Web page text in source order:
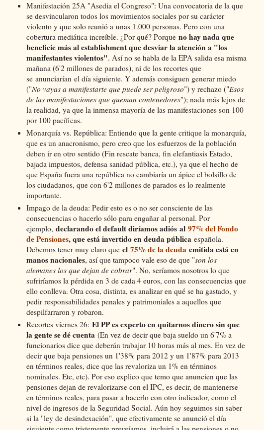
Manifestación 25A "Asedia el Congreso": Una convocatoria de la que
se desvincularon todos los movimientos sociales por su carácter
violento y que solo reunió a unas 1.000 personas. Pero con una
cobertura mediática increíble. ¿Por qué? Porque no hay nada que
beneficie más al establishment que desviar la atención a "los
manifestantes violentos". Así no se habla de la EPA salida esa misma
mañana (6'2 millones de parados), ni de los recortes que
se anunciarían el día siguiente. Y además consiguen generar miedo
("No vayas a manifestarte que puede ser peligroso") y rechazo ("Esos
de las manifestaciones que queman contenedores"); nada más lejos de
la realidad, ya que la inmensa mayoría de las manifestaciones son 100
por 100 pacíficas.
Monarquía vs. República: Entiendo que la gente critique la monarquía,
que es un anacronismo, pero creo que los esfuerzos de la población
deben ir en otro sentido (Fin rescate banca, fin elefantiasis Estado,
bajada impuestos, defensa sanidad pública, etc.), ya que el hecho de
que España fuera una república no cambiaría un ápice el bolsillo de
los ciudadanos, que con 6'2 millones de parados es lo realmente
importante.
Impago de la deuda: Pedir esto es o no ser consciente de las
consecuencias o hacerlo sólo para engañar al personal. Por
ejemplo, declarando el default diríamos adiós al 97% del Fondo
de Pensiones, que está invertido en deuda públicaespañola.
Debemos tener muy claro que el 75% de la deudaemitida está en
manos nacionales, así que tampoco vale eso de que "son los
alemanes los que dejan de cobrar". No, seríamos nosotros lo que
sufriríamos la pérdida en 3 de cada 4 euros, con las consecuencias que
ello conlleva. Otra cosa, distinta, es analizar en qué se ha gastado, y
pedir responsabilidades penales y patrimoniales a aquellos que
despilfarraron y robaron.
Recortes viernes 26: El PP es experto en quitarnos dinero sin que
la gente se dé cuenta (En vez de decir que baja sueldo un 6'7% a
funcionarios dice que deberán trabajar 10 horas más al mes. En vez de
decir que baja pensiones un 1'38% para 2012 y un 1'87% para 2013
en términos reales, dice que las revaloriza un 1% en términos
nominales. Etc, etc). Por eso explico que temo que anuncien que las
pensiones dejan de revalorizarse con el IPC, es decir, de mantenerse
en términos reales, para pasar a hacerlo con otro indicador, como el
nivel de ingresos de la Seguridad Social. Aún hoy seguimos sin saber
si la "ley de desindexación", que efectivamente se anunció el día